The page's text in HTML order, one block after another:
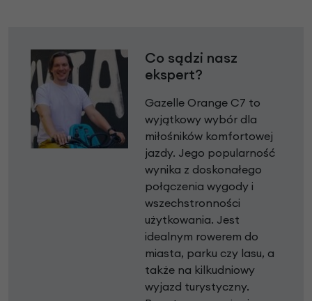
Co sądzi nasz
ekspert?
Gazelle Orange C7 to
wyjątkowy wybór dla
miłośników komfortowej
jazdy. Jego popularność
wynika z doskonałego
połączenia wygody i
wszechstronności
użytkowania. Jest
idealnym rowerem do
miasta, parku czy lasu, a
także na kilkudniowy
wyjazd turystyczny.